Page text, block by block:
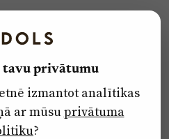
tavu privātumu
izmantot analītikas
ar mūsuprivātuma
?